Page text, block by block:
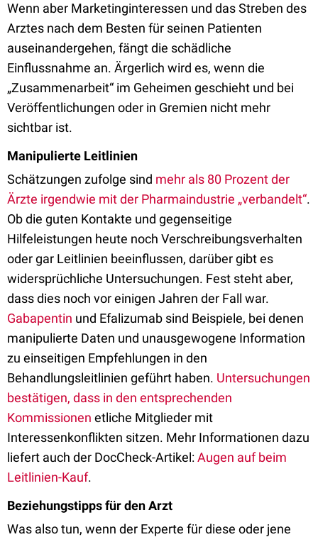
Wenn aber Marketinginteressen und das Streben des
Arztes nach dem Besten für seinen Patienten
auseinandergehen, fängt die schädliche
Einflussnahme an. Ärgerlich wird es, wenn die
„Zusammenarbeit“ im Geheimen geschieht und bei
Veröffentlichungen oder in Gremien nicht mehr
sichtbar ist.
Manipulierte Leitlinien
Schätzungen zufolge sind mehr als 80 Prozent der
Ärzte irgendwie mit der Pharmaindustrie „verbandelt“.
Ob die guten Kontakte und gegenseitige
Hilfeleistungen heute noch Verschreibungsverhalten
oder gar Leitlinien beeinflussen, darüber gibt es
widersprüchliche Untersuchungen. Fest steht aber,
dass dies noch vor einigen Jahren der Fall war.
Gabapentin und Efalizumab sind Beispiele, bei denen
manipulierte Daten und unausgewogene Information
zu einseitigen Empfehlungen in den
Behandlungsleitlinien geführt haben. Untersuchungen
bestätigen, dass in den entsprechenden
Kommissionen etliche Mitglieder mit
Interessenkonflikten sitzen. Mehr Informationen dazu
liefert auch der DocCheck-Artikel:Augen auf beim
Leitlinien-Kauf.
Beziehungstipps für den Arzt
Was also tun, wenn der Experte für diese oder jene